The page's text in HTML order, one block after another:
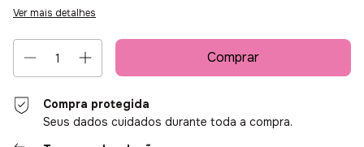
Ver mais detalhes
Compra protegida
Seus dados cuidados durante toda a compra.